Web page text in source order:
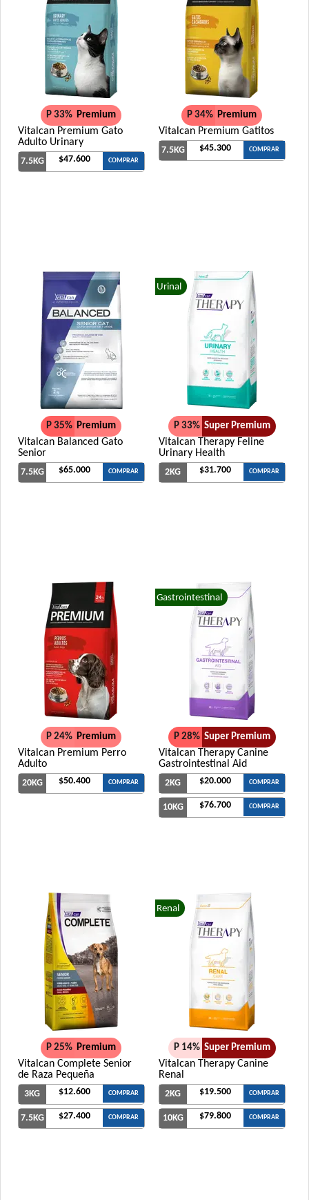
P 33% Premium
Vitalcan Premium Gato
Adulto Urinary
7.5KG $47.600 COMPRAR
P 34% Premium
Vitalcan Premium Gatitos
7.5KG $45.300 COMPRAR
P 35% Premium
Vitalcan Balanced Gato
Senior
7.5KG $65.000 COMPRAR
Urinal
P 33% Super Premium
Vitalcan Therapy Feline
Urinary Health
2KG $31.700 COMPRAR
P 24% Premium
Vitalcan Premium Perro
Adulto
20KG $50.400 COMPRAR
Gastrointestinal
P 28% Super Premium
Vitalcan Therapy Canine
Gastrointestinal Aid
2KG $20.000 COMPRAR
10KG $76.700 COMPRAR
P 25% Premium
Vitalcan Complete Senior
de Raza Pequeña
3KG $12.600 COMPRAR
7.5KG $27.400 COMPRAR
Renal
P 14% Super Premium
Vitalcan Therapy Canine
Renal
2KG $19.500 COMPRAR
10KG $79.800 COMPRAR